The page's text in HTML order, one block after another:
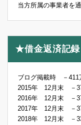
当方所属の事業者を
★借金返済記録
ブログ掲載時 －411
2015年 12月末 －
2016年 12月末 －
2017年 12月末 －
2018年 12月末 －